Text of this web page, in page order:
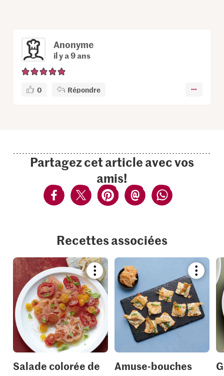
Anonyme
il y a 9 ans
0 Répondre
Partagez cet article avec vos
amis!
Recettes associées
Bookmark
recipe
or
add
it
to
your
collections.
Salade colorée de
recipe
or
add
it
to
your
Amuse-bouches